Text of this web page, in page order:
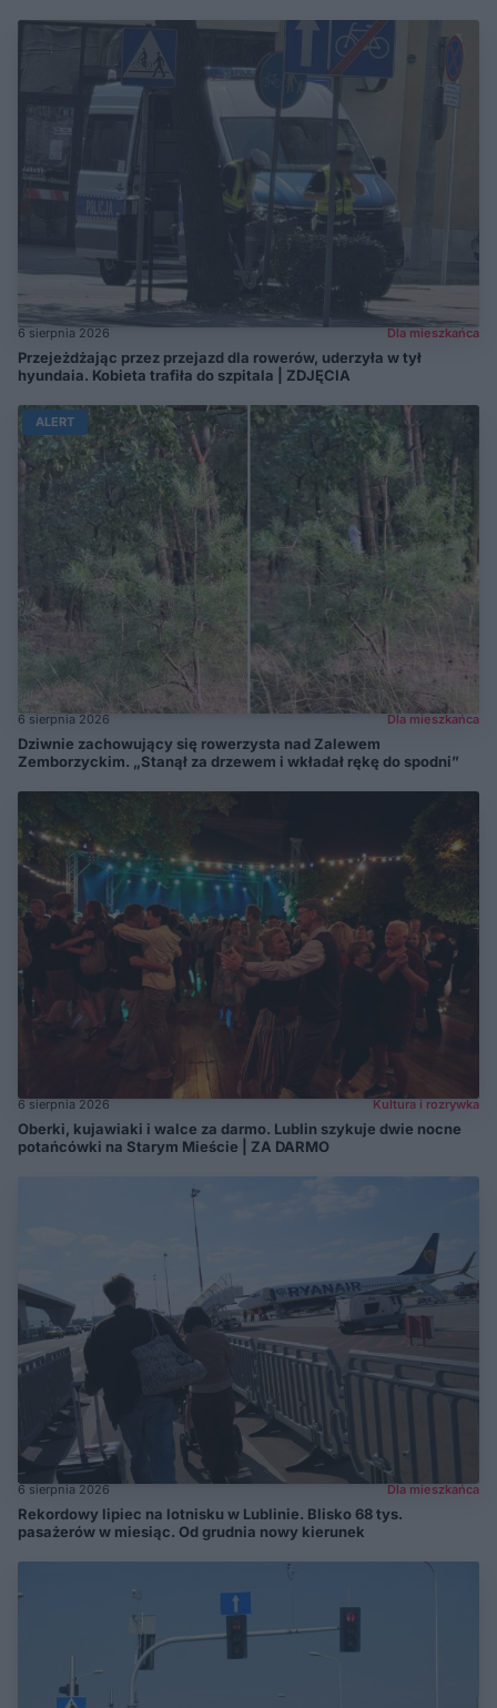
6 sierpnia 2026 Dla mieszkańca
Przejeżdżając przez przejazd dla rowerów, uderzyła w tył
hyundaia. Kobieta trafiła do szpitala | ZDJĘCIA
ALERT
6 sierpnia 2026 Dla mieszkańca
Dziwnie zachowujący się rowerzysta nad Zalewem
Zemborzyckim. „Stanął za drzewem i wkładał rękę do spodni”
6 sierpnia 2026 Kultura i rozrywka
Oberki, kujawiaki i walce za darmo. Lublin szykuje dwie nocne
potańcówki na Starym Mieście | ZA DARMO
6 sierpnia 2026 Dla mieszkańca
Rekordowy lipiec na lotnisku w Lublinie. Blisko 68 tys.
pasażerów w miesiąc. Od grudnia nowy kierunek